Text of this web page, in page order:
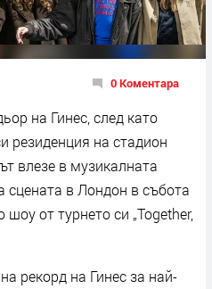
0 Коментара
на Гинес, след като
резиденция на стадион
влезе в музикалната
сцената в Лондон в събота
от турнето си „Together,
рекорд на Гинес за най-